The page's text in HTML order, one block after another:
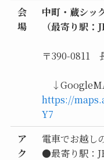
会
場
中町・蔵シッ
（最寄り駅
〒390-0811
https://
Y7
ア
ク
電車でお越し
●最寄り駅：